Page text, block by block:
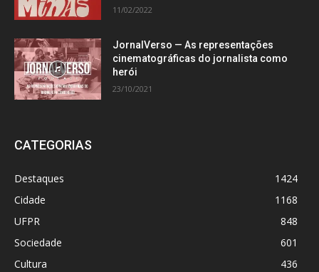
11/02/2022
JornalVerso — As representações
cinematográficas do jornalista como
herói
23/10/2021
CATEGORIAS
Destaques
1424
Cidade
1168
UFPR
848
Sociedade
601
Cultura
436